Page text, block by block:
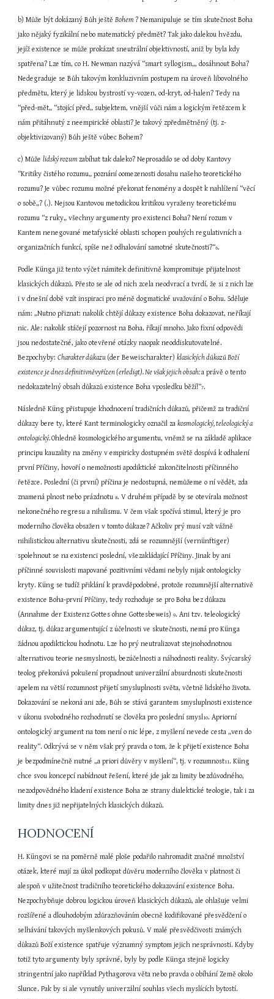
b) Může být dokázaný Bůh ještě Bohem ? Nemanipuluje se tím skutečnost Boha
jako nějaký fyzikální nebo matematický předmět? Tak jako dalekou hvězdu,
jejíž existence se může prokázat sneutrální objektivností, aniž by byla kdy
spatřena? Lze tím, co H. Newman nazývá “smart syllogism„, dosáhnout Boha?
Nedegraduje se Bůh takovým konkluzivním postupem na úroveň libovolného
předmětu, který je lidskou bystrostí vy-vozen, od-kryt, od-halen? Tedy na
“před-mět„ “stojící před„ subjektem, vnější vůči nám a logickým řetězcem k
nám přitáhnutý z neempirické oblasti? Je takový zpředmětněný (tj. z-
objektivizovaný) Bůh ještě vůbec Bohem?
c) Může lidský rozum zabíhat tak daleko? Neprosadilo se od doby Kantovy
“Kritiky čistého rozumu„ poznání oomezenosti dosahu našeho teoretického
rozumu? Je vůbec rozumu možné překonat fenomény a dospět k nahlížení “věcí
o sobě„? (.). Nejsou Kantovou metodickou kritikou vyraženy teoretickému
rozumu “z ruky„ všechny argumenty pro existenci Boha? Není rozum v
Kantem nenegované metafysické oblasti schopen pouhých regulativních a
organizačních funkcí, spíše než odhalování samotné skutečnosti?“6.
Podle Künga již tento výčet námitek definitivně kompromituje přijatelnost
klasických důkazů. Přesto se ale od nich zcela neodvrací a tvrdí, že si z nich lze
i v dnešní době vzít inspiraci pro méně dogmatické uvažování o Bohu. Sděluje
nám: „Nutno přiznat: nakolik chtějí důkazy existence Boha dokazovat, neříkají
nic. Ale: nakolik stáčejí pozornost na Boha, říkají mnoho. Jako fixní odpovědi
jsou nedostatečné, jako otevřené otázky naopak neoddiskutovatelné.
Bezpochyby: Charakter důkazu (der Beweischarakter) klasických důkazů Boží
existence je dnes definitivněvyřízen (erledigt). Ne však jejich obsah: a právě o tento
nedokazatelný obsah důkazů existence Boha vposledku běží!“7.
Následně Küng přistupuje khodnocení tradičních důkazů, přičemž za tradiční
důkazy bere ty, které Kant terminologicky označil za kosmologický, teleologický a
ontologický. Ohledně kosmologického argumentu, vněmž se na základě aplikace
principu kauzality na změny v empiricky dostupném světě dospívá k odhalení
první Příčiny, hovoří o nemožnosti apodiktické zakončitelnosti příčinného
řetězce. Poslední (či první) příčina je nedostupná, nemůžeme o ní vědět, zda
znamená plnost nebo prázdnotu 8. V druhém případě by se otevírala možnost
nekonečného regresu a nihilismu. V čem však spočívá stimul, který je pro
moderního člověka obsažen v tomto důkaze? Ačkoliv prý musí vzít vážně
nihilistickou alternativu skutečnosti, zdá se rozumnější (vernünftiger)
spolehnout se na existenci poslední, všezakládající Příčiny. Jinak by ani
příčinné souvislosti mapované pozitivními vědami nebyly nijak ontologicky
kryty. Küng se tudíž přiklání k pravděpodobné, protože rozumnější alternativě
existence Boha-první Příčiny, tedy rozhoduje se pro Boha bez důkazu
(Annahme der Existenz Gottes ohne Gottesbeweis) 9. Ani tzv. teleologický
důkaz, tj. důkaz argumentující z účelnosti ve skutečnosti, nemá pro Künga
žádnou apodiktickou hodnotu. Lze ho prý neutralizovat stejnohodnotnou
alternativou teorie nesmyslnosti, bezúčelnosti a náhodnosti reality. Švýcarský
teolog překonává pokušení propadnout univerzální absurdnosti skutečnosti
apelem na větší rozumnost přijetí smysluplnosti světa, včetně lidského života.
Dokazování se nekoná ani zde, Bůh se stává garantem smysluplnosti existence
v úkonu svobodného rozhodnutí se člověka pro poslední smysl10. Apriorní
ontologický argument na tom není o nic lépe, z myšlení nevede cesta „ven do
reality“. Odkrývá se v něm však prý pravda o tom, že k přijetí existence Boha
je bezpodmínečně nutné „a priori důvěry v myšlení“, tj. v rozumnost11. Küng
chce svou koncepcí nabídnout řešení, které jde jak za limity bezdůvodného,
nezodpovědného kladení existence Boha ze strany dialektické teologie, tak i za
limity dnes již nepřijatelných klasických důkazů.
HODNOCENÍ
H. Küngovi se na poměrně malé ploše podařilo nahromadit značné množství
otázek, které mají za úkol podkopat důvěru moderního člověka v platnost či
alespoň v užitečnost tradičního teoretického dokazování existence Boha.
Nezpochybňuje dobrou logickou úroveň klasických důkazů, ale ohlašuje velmi
rozšířené a dlouhodobým zdůrazňováním obecně kodifikované přesvědčení o
selhávání takových myšlenkových pokusů. V malé přesvědčivosti známých
důkazů Boží existence spatřuje významný symptom jejich nesprávnosti. Kdyby
totiž tyto argumenty byly správné, byly by podle Künga stejně logicky
stringentní jako například Pythagorova věta nebo pravda o obíhání Země okolo
Slunce. Pak by si ale vynutily univerzální souhlas všech myslících bytostí.